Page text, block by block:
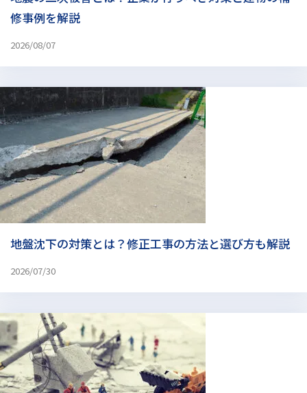
修事例を解説
2026/08/07
地盤沈下の対策とは？修正工事の方法と選び方も解説
2026/07/30